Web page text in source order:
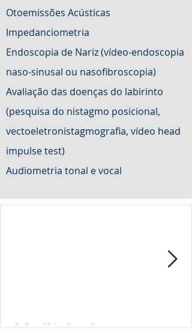
Otoemissões Acústicas
Impedanciometria
Endoscopia de Nariz (vídeo-endoscopia
naso-sinusal ou nasofibroscopia)
Avaliação das doenças do labirinto
(pesquisa do nistagmo posicional,
vectoeletronistagmografia, vídeo head
impulse test)
Audiometria tonal e vocal
Audiometria tonal e vocal